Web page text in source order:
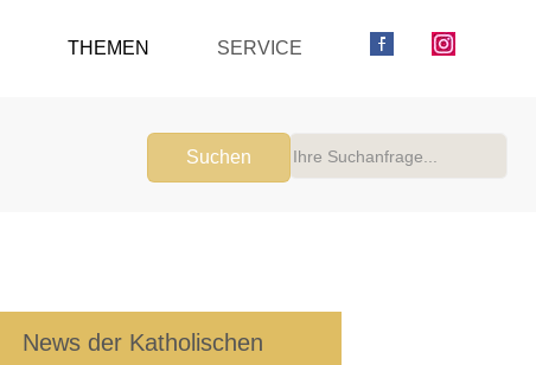
THEMEN SERVICE
Suchen
News der Katholischen